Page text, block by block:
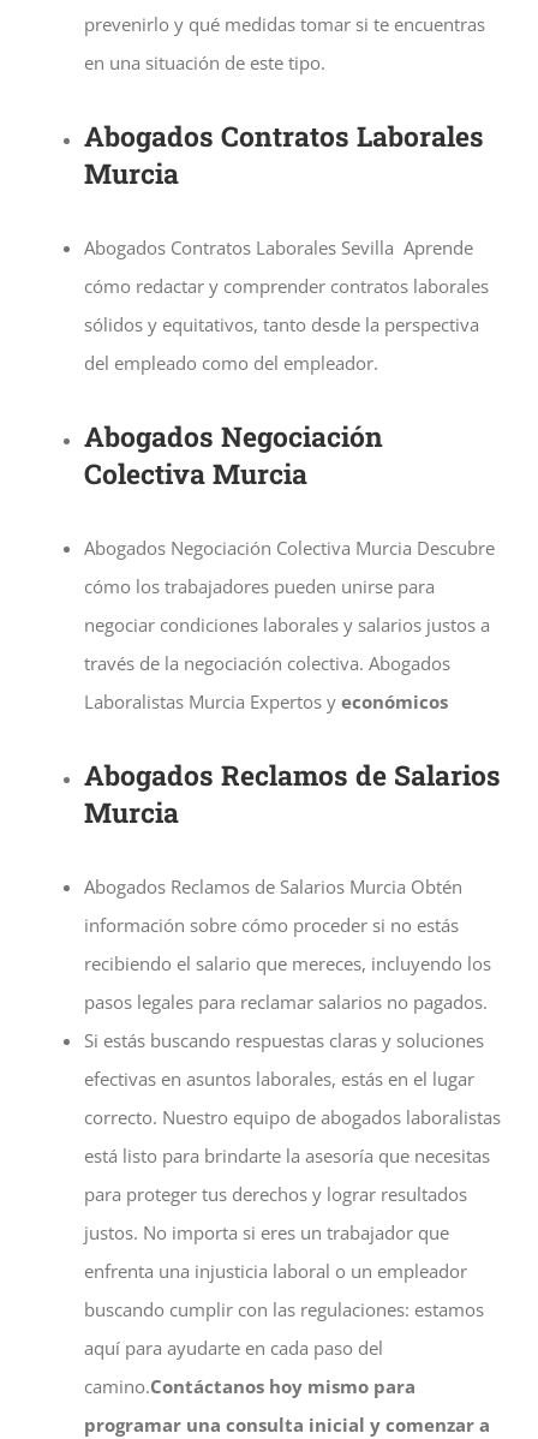
prevenirlo y qué medidas tomar si te encuentras
en una situación de este tipo.
Abogados Contratos Laborales
Murcia
Abogados Contratos Laborales Sevilla Aprende
cómo redactar y comprender contratos laborales
sólidos y equitativos, tanto desde la perspectiva
del empleado como del empleador.
Abogados Negociación
Colectiva Murcia
Abogados Negociación Colectiva Murcia Descubre
cómo los trabajadores pueden unirse para
negociar condiciones laborales y salarios justos a
través de la negociación colectiva. Abogados
Laboralistas Murcia Expertos y económicos
Abogados Reclamos de Salarios
Murcia
Abogados Reclamos de Salarios Murcia Obtén
información sobre cómo proceder si no estás
recibiendo el salario que mereces, incluyendo los
pasos legales para reclamar salarios no pagados.
Si estás buscando respuestas claras y soluciones
efectivas en asuntos laborales, estás en el lugar
correcto. Nuestro equipo de abogados laboralistas
está listo para brindarte la asesoría que necesitas
para proteger tus derechos y lograr resultados
justos. No importa si eres un trabajador que
enfrenta una injusticia laboral o un empleador
buscando cumplir con las regulaciones: estamos
aquí para ayudarte en cada paso del
camino.Contáctanos hoy mismo para
programar una consulta inicial y comenzar a